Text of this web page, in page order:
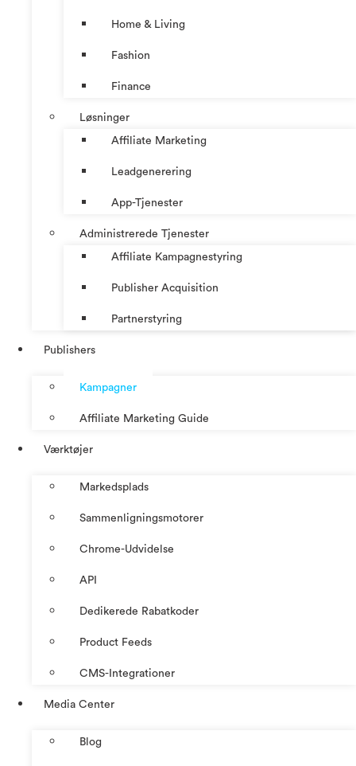
Home & Living
Fashion
Finance
Løsninger
Affiliate Marketing
Leadgenerering
App-Tjenester
Administrerede Tjenester
Affiliate Kampagnestyring
Publisher Acquisition
Partnerstyring
Publishers
Kampagner
Affiliate Marketing Guide
Værktøjer
Markedsplads
Sammenligningsmotorer
Chrome-Udvidelse
API
Dedikerede Rabatkoder
Product Feeds
CMS-Integrationer
Media Center
Blog